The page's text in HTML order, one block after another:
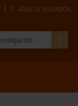
ÁREA DE INVERSIÓN